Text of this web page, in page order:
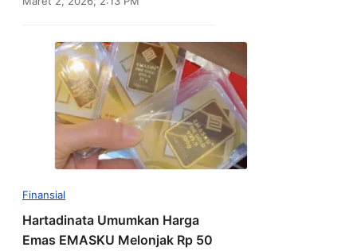
Finansial
Hartadinata Umumkan Harga
Emas EMASKU Melonjak Rp 50